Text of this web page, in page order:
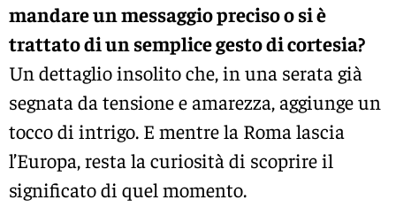
mandare un messaggio preciso o si è
trattato di un semplice gesto di cortesia?
Un dettaglio insolito che, in una serata già
segnata da tensione e amarezza, aggiunge un
tocco di intrigo. E mentre la Roma lascia
l’Europa, resta la curiosità di scoprire il
significato di quel momento.